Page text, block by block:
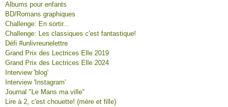
Albums pour enfants
BD/Romans graphiques
Challenge: En sortir...
Challenge: Les classiques c'est fantastique!
Défi #unlivreunelettre
Grand Prix des Lectrices Elle 2019
Grand Prix des Lectrices Elle 2024
Interview 'blog'
Interview 'Instagram'
Journal "Le Mans ma ville"
Lire à 2, c'est chouette! (mère et fille)